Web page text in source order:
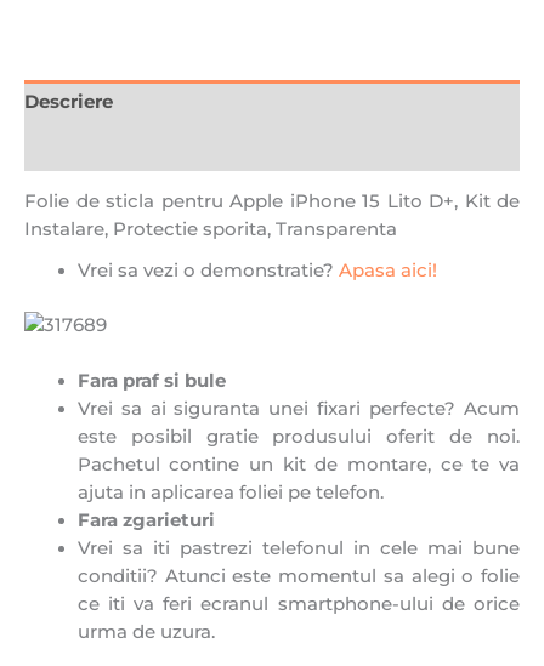
Descriere
Folie de sticla pentru Apple iPhone 15 Lito D+, Kit de
Instalare, Protectie sporita, Transparenta
Vrei sa vezi o demonstratie? Apasa aici!
Fara praf si bule
Vrei sa ai siguranta unei fixari perfecte? Acum
este posibil gratie produsului oferit de noi.
Pachetul contine un kit de montare, ce te va
ajuta in aplicarea foliei pe telefon.
Fara zgarieturi
Vrei sa iti pastrezi telefonul in cele mai bune
conditii? Atunci este momentul sa alegi o folie
ce iti va feri ecranul smartphone-ului de orice
urma de uzura.